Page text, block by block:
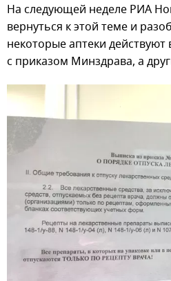
На следующей неделе РИА
вернуться к этой теме и
некоторые аптеки действуют
с приказом Минздрава, а